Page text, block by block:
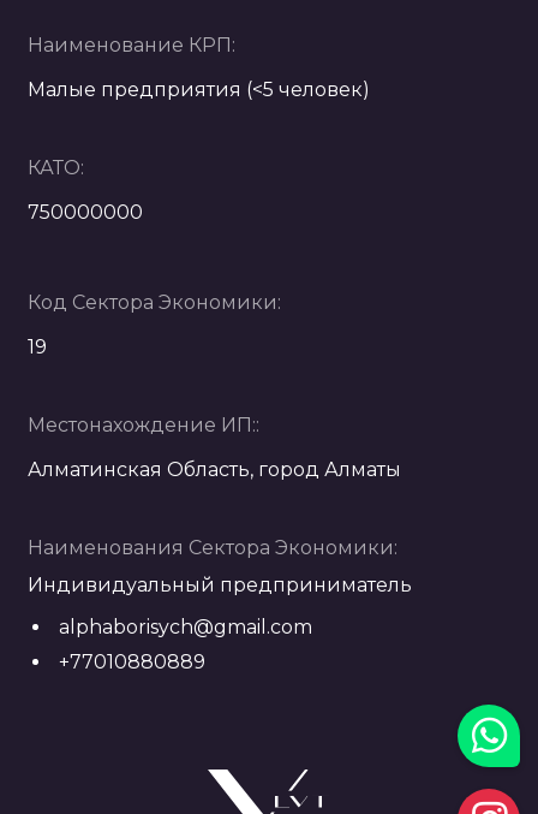
Наименование КРП:
Малые предприятия (<5 человек)
КАТО:
750000000
Код Сектора Экономики:
19
Местонахождение ИП::
Алматинская Область, город Алматы
Наименования Сектора Экономики:
Индивидуальный предприниматель
alphaborisych@gmail.com
+77010880889